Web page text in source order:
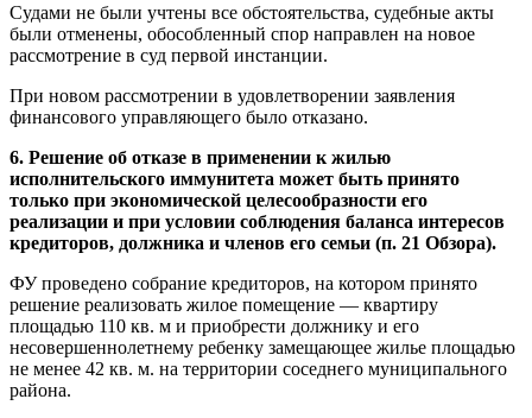
Судами не были учтены все обстоятельства, судебные акты
были отменены, обособленный спор направлен на новое
рассмотрение в суд первой инстанции.
При новом рассмотрении в удовлетворении заявления
финансового управляющего было отказано.
6. Решение об отказе в применении к жилью
исполнительского иммунитета может быть принято
только при экономической целесообразности его
реализации и при условии соблюдения баланса интересов
кредиторов, должника и членов его семьи (п. 21 Обзора).
ФУ проведено собрание кредиторов, на котором принято
решение реализовать жилое помещение — квартиру
площадью 110 кв. м и приобрести должнику и его
несовершеннолетнему ребенку замещающее жилье площадью
не менее 42 кв. м. на территории соседнего муниципального
района.